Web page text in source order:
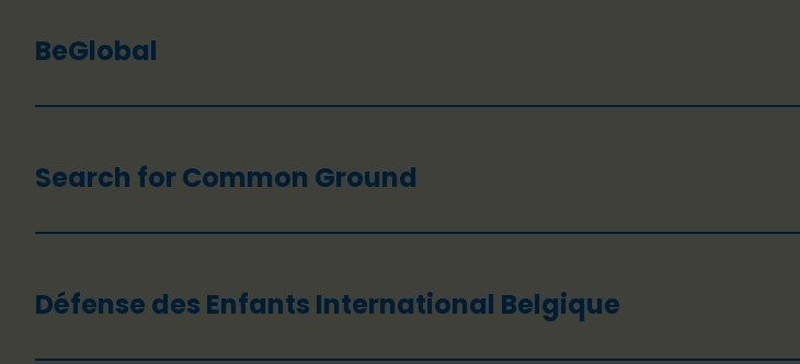
BeGlobal
Search for Common Ground
Défense des Enfants International Belgique